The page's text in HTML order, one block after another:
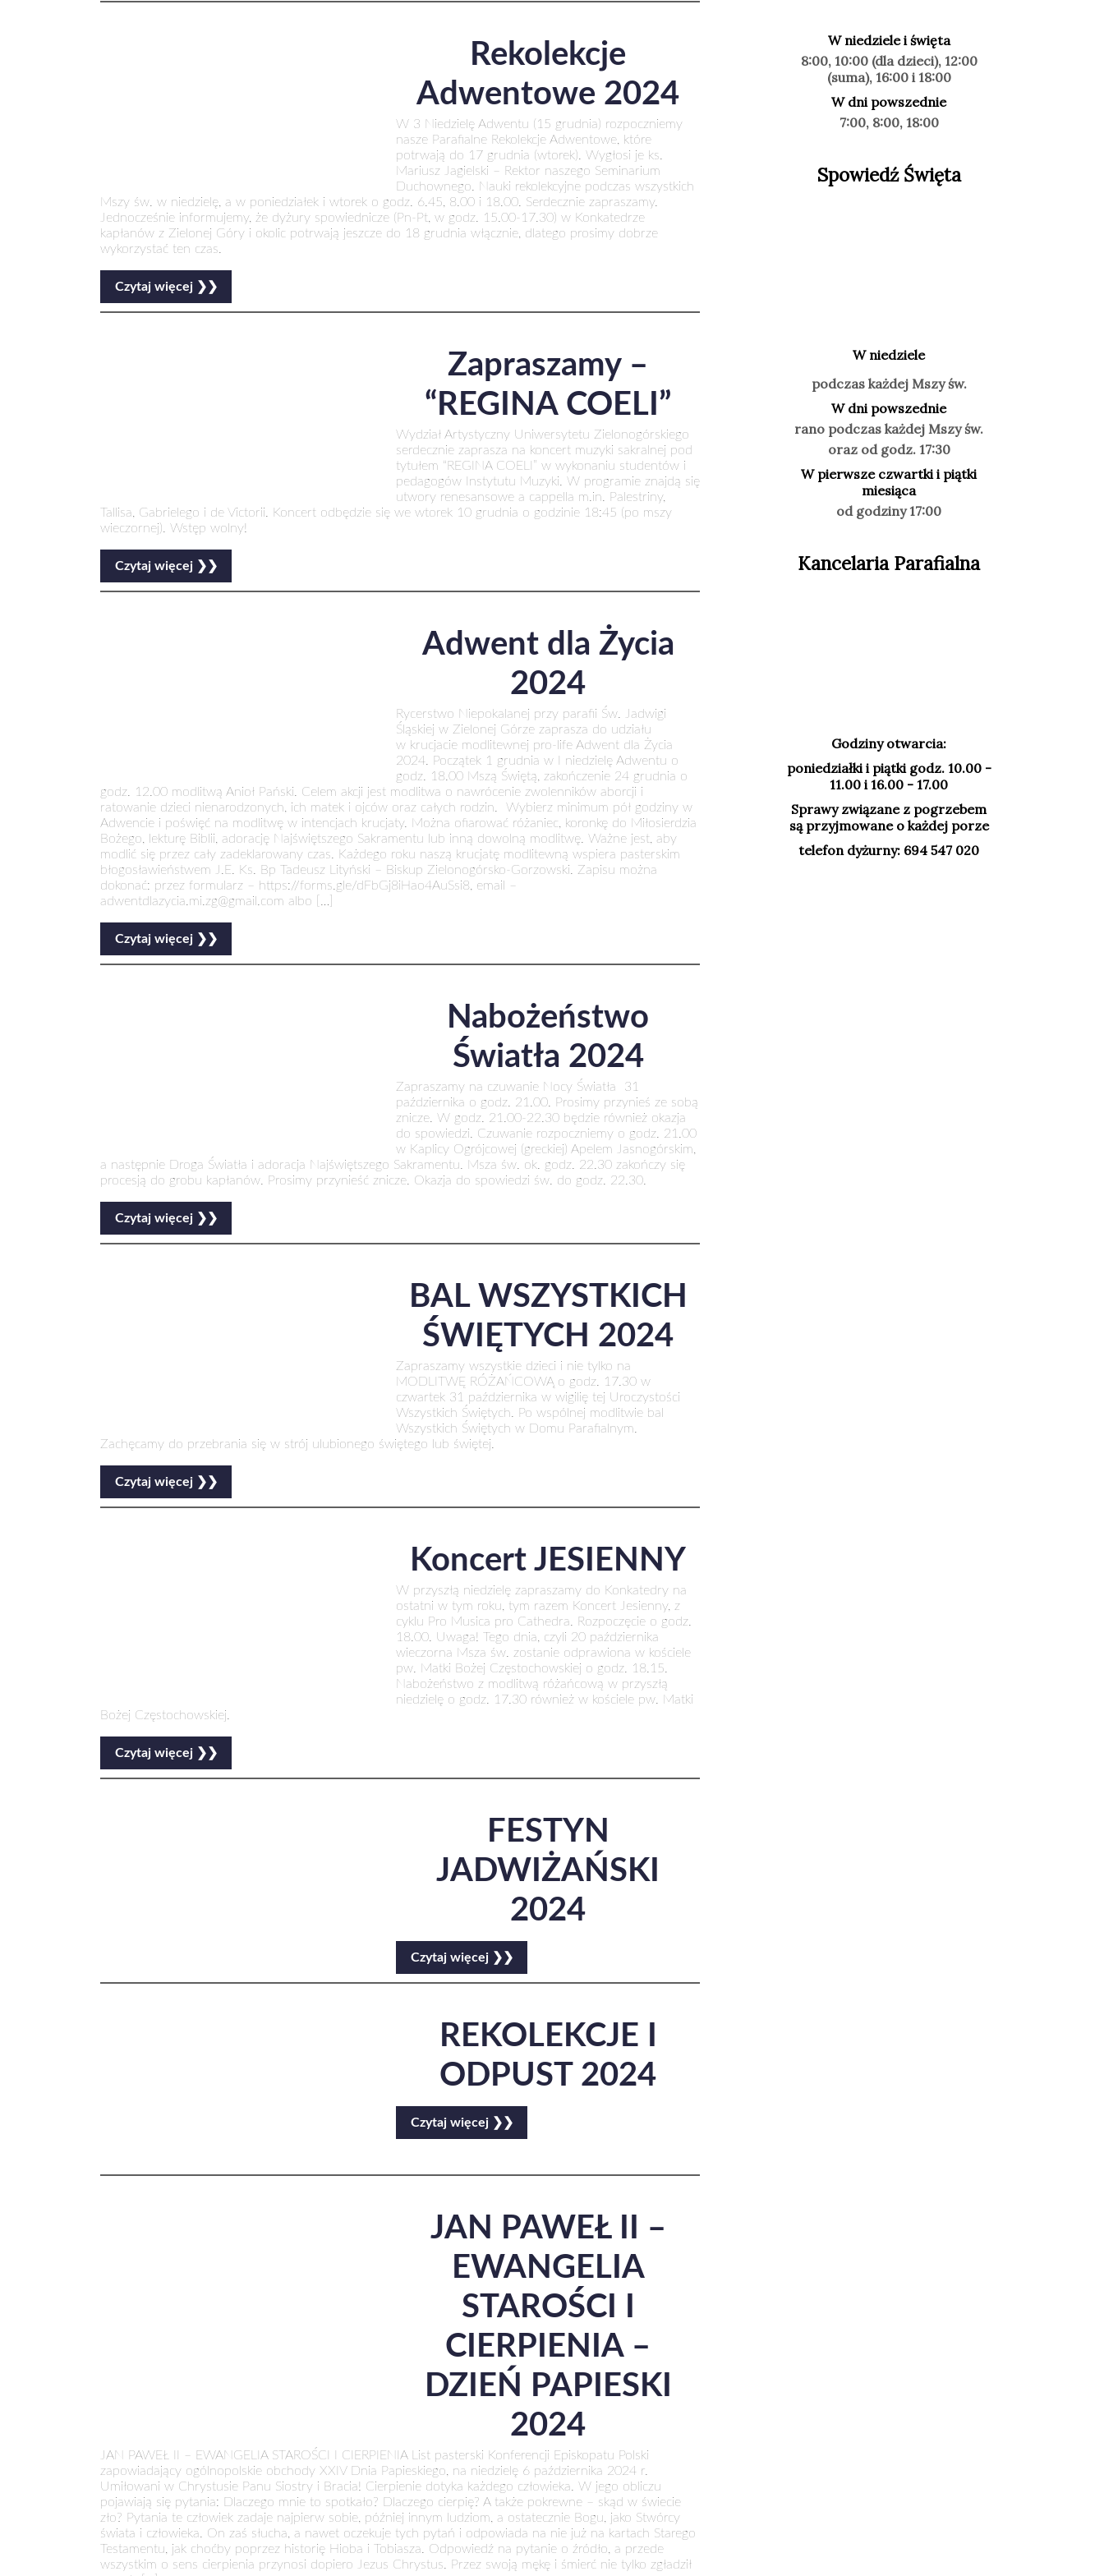
Rekolekcje
Adwentowe 2024
W 3 Niedzielę Adwentu (15 grudnia) rozpoczniemy
nasze Parafialne Rekolekcje Adwentowe, które
potrwają do 17 grudnia (wtorek). Wygłosi je ks.
Mariusz Jagielski – Rektor naszego Seminarium
Duchownego. Nauki rekolekcyjne podczas wszystkich
Mszy św. w niedzielę, a w poniedziałek i wtorek o godz. 6.45, 8.00 i 18.00. Serdecznie zapraszamy.
Jednocześnie informujemy, że dyżury spowiednicze (Pn-Pt, w godz. 15.00-17.30) w Konkatedrze
kapłanów z Zielonej Góry i okolic potrwają jeszcze do 18 grudnia włącznie, dlatego prosimy dobrze
wykorzystać ten czas.
Czytaj więcej ❯❯
Zapraszamy –
“REGINA COELI”
Wydział Artystyczny Uniwersytetu Zielonogórskiego
serdecznie zaprasza na koncert muzyki sakralnej pod
tytułem “REGINA COELI” w wykonaniu studentów i
pedagogów Instytutu Muzyki. W programie znajdą się
utwory renesansowe a cappella m.in. Palestriny,
Tallisa, Gabrielego i de Victorii. Koncert odbędzie się we wtorek 10 grudnia o godzinie 18:45 (po mszy
wieczornej). Wstęp wolny!
Czytaj więcej ❯❯
Adwent dla Życia
2024
Rycerstwo Niepokalanej przy parafii Św. Jadwigi
Śląskiej w Zielonej Górze zaprasza do udziału
w krucjacie modlitewnej pro-life Adwent dla Życia
2024. Początek 1 grudnia w I niedzielę Adwentu o
godz. 18.00 Mszą Świętą, zakończenie 24 grudnia o
godz. 12.00 modlitwą Anioł Pański. Celem akcji jest modlitwa o nawrócenie zwolenników aborcji i
ratowanie dzieci nienarodzonych, ich matek i ojców oraz całych rodzin. Wybierz minimum pół godziny w
Adwencie i poświęć na modlitwę w intencjach krucjaty. Można ofiarować różaniec, koronkę do Miłosierdzia
Bożego, lekturę Biblii, adorację Najświętszego Sakramentu lub inną dowolną modlitwę. Ważne jest, aby
modlić się przez cały zadeklarowany czas. Każdego roku naszą krucjatę modlitewną wspiera pasterskim
błogosławieństwem J.E. Ks. Bp Tadeusz Lityński – Biskup Zielonogórsko-Gorzowski. Zapisu można
dokonać: przez formularz – https://forms.gle/dFbGj8iHao4AuSsi8, email –
adwentdlazycia.mi.zg@gmail.com albo […]
Czytaj więcej ❯❯
Nabożeństwo
Światła 2024
Zapraszamy na czuwanie Nocy Światła 31
października o godz. 21.00. Prosimy przynieś ze sobą
znicze. W godz. 21.00-22.30 będzie również okazja
do spowiedzi. Czuwanie rozpoczniemy o godz. 21.00
w Kaplicy Ogrójcowej (greckiej) Apelem Jasnogórskim,
a następnie Droga Światła i adoracja Najświętszego Sakramentu. Msza św. ok. godz. 22.30 zakończy się
procesją do grobu kapłanów. Prosimy przynieść znicze. Okazja do spowiedzi św. do godz. 22.30.
Czytaj więcej ❯❯
BAL WSZYSTKICH
ŚWIĘTYCH 2024
Zapraszamy wszystkie dzieci i nie tylko na
MODLITWĘ RÓŻAŃCOWĄ o godz. 17.30 w
czwartek 31 października w wigilię tej Uroczystości
Wszystkich Świętych. Po wspólnej modlitwie bal
Wszystkich Świętych w Domu Parafialnym.
Zachęcamy do przebrania się w strój ulubionego świętego lub świętej.
Czytaj więcej ❯❯
Koncert JESIENNY
W przyszłą niedzielę zapraszamy do Konkatedry na
ostatni w tym roku, tym razem Koncert Jesienny, z
cyklu Pro Musica pro Cathedra. Rozpoczęcie o godz.
18.00. Uwaga! Tego dnia, czyli 20 października
wieczorna Msza św. zostanie odprawiona w kościele
pw. Matki Bożej Częstochowskiej o godz. 18.15.
Nabożeństwo z modlitwą różańcową w przyszłą
niedzielę o godz. 17.30 również w kościele pw. Matki
Bożej Częstochowskiej.
Czytaj więcej ❯❯
FESTYN
JADWIŻAŃSKI
2024
Czytaj więcej ❯❯
REKOLEKCJE I
ODPUST 2024
Czytaj więcej ❯❯
JAN PAWEŁ II –
EWANGELIA
STAROŚCI I
CIERPIENIA –
DZIEŃ PAPIESKI
2024
JAN PAWEŁ II – EWANGELIA STAROŚCI I CIERPIENIA List pasterski Konferencji Episkopatu Polski
zapowiadający ogólnopolskie obchody XXIV Dnia Papieskiego, na niedzielę 6 października 2024 r.
Umiłowani w Chrystusie Panu Siostry i Bracia! Cierpienie dotyka każdego człowieka. W jego obliczu
pojawiają się pytania: Dlaczego mnie to spotkało? Dlaczego cierpię? A także pokrewne – skąd w świecie
zło? Pytania te człowiek zadaje najpierw sobie, później innym ludziom, a ostatecznie Bogu, jako Stwórcy
świata i człowieka. On zaś słucha, a nawet oczekuje tych pytań i odpowiada na nie już na kartach Starego
Testamentu, jak choćby poprzez historię Hioba i Tobiasza. Odpowiedź na pytanie o źródło, a przede
wszystkim o sens cierpienia przynosi dopiero Jezus Chrystus. Przez swoją mękę i śmierć nie tylko zgładził
W niedziele i święta
8:00, 10:00 (dla dzieci), 12:00
(suma), 16:00 i 18:00
W dni powszednie
7:00, 8:00, 18:00
Spowiedź Święta
W niedziele
podczas każdej Mszy św.
W dni powszednie
rano podczas każdej Mszy św.
oraz od godz. 17:30
W pierwsze czwartki i piątki
miesiąca
od godziny 17:00
Kancelaria Parafialna
Godziny otwarcia:
poniedziałki i piątki godz. 10.00 -
11.00 i 16.00 - 17.00
Sprawy związane z pogrzebem
są przyjmowane o każdej porze
telefon dyżurny: 694 547 020